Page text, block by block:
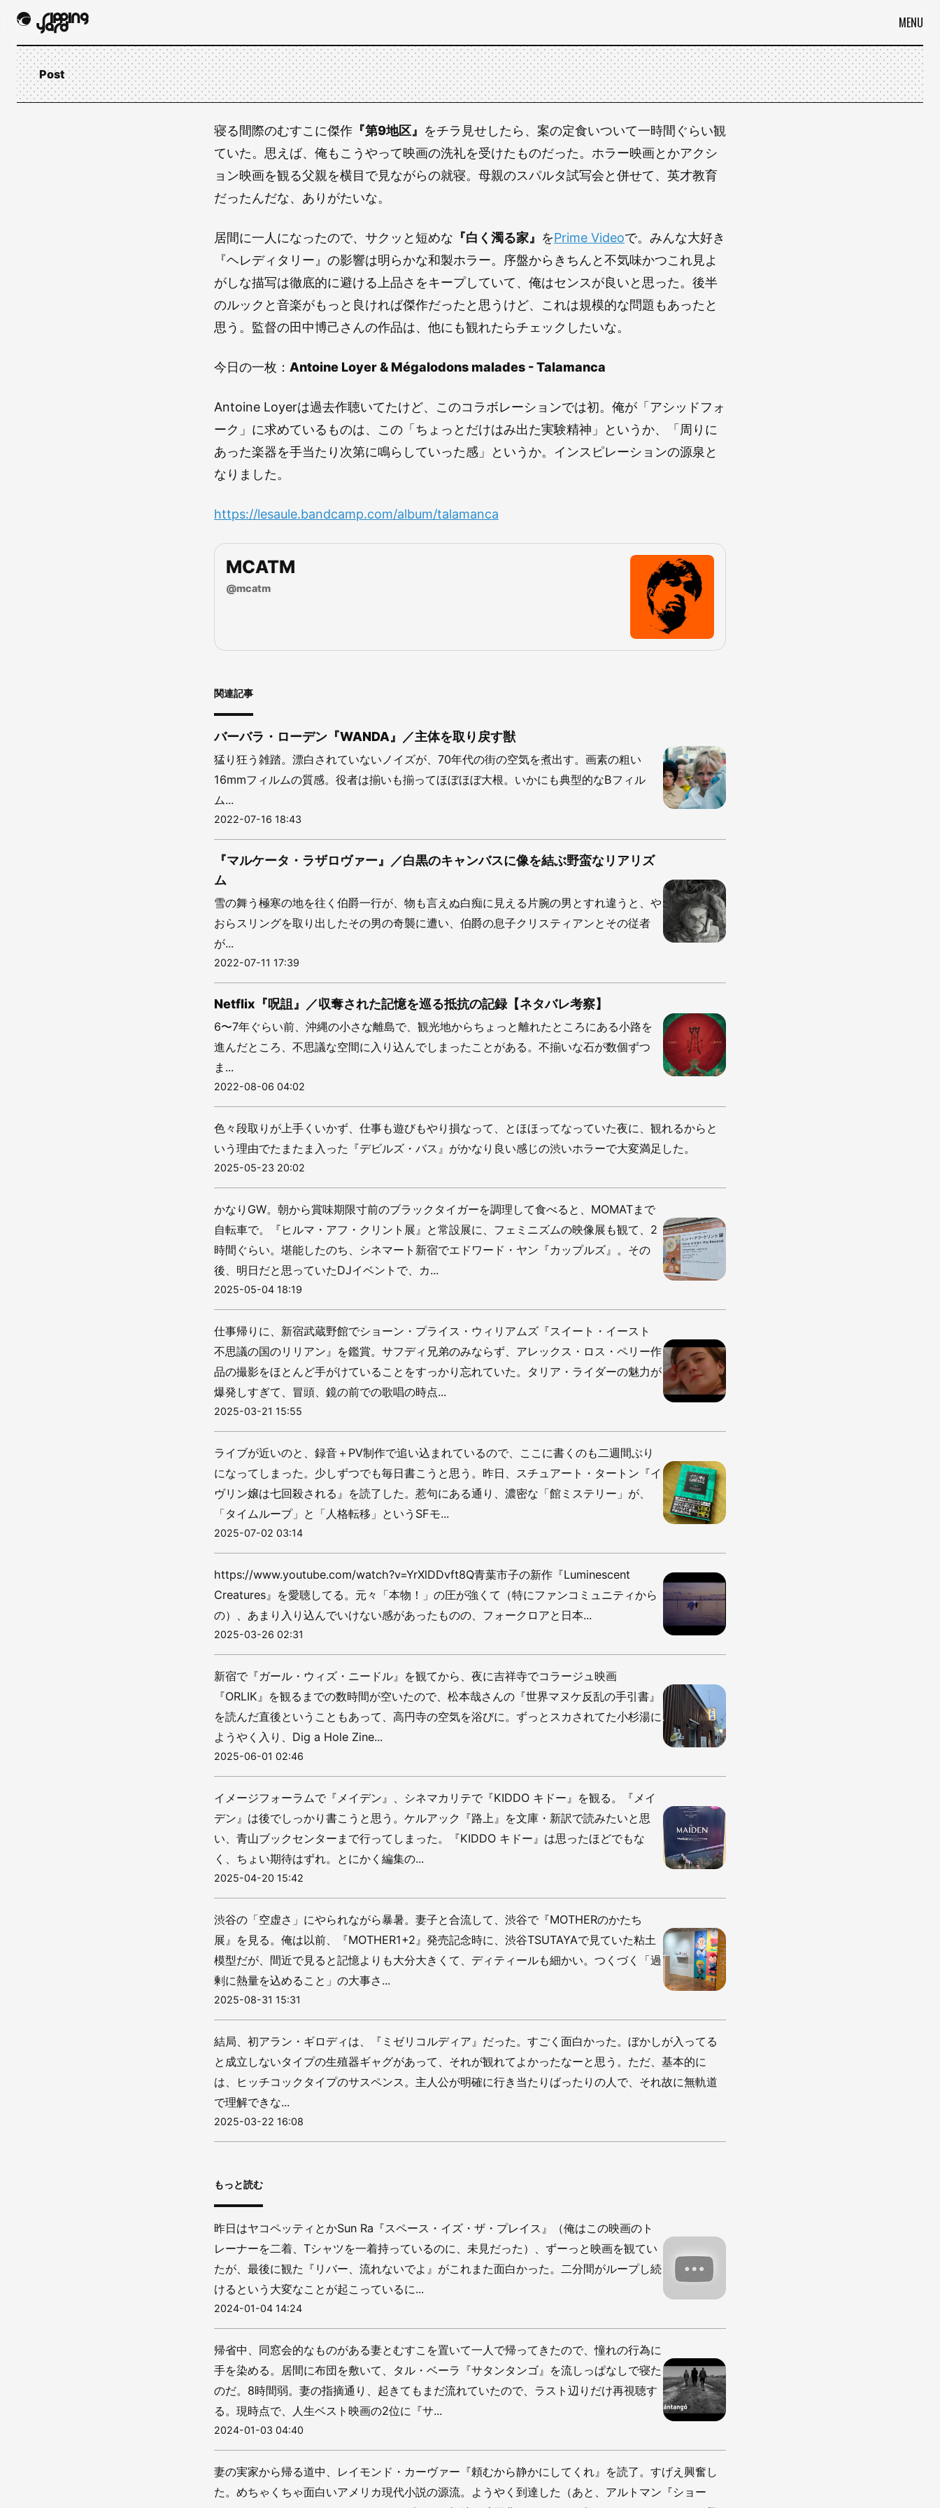
MENU
Post
寝る間際のむすこに傑作 『第9地区』 をチラ見せしたら、案の定食いついて一時間ぐらい観
ていた。思えば、俺もこうやって映画の洗礼を受けたものだった。ホラー映画とかアクシ
ョン映画を観る父親を横目で見ながらの就寝。母親のスパルタ試写会と併せて、英才教育
だったんだな、ありがたいな。
居間に一人になったので、サクッと短めな 『白く濁る家』 をPrime Videoで。みんな大好き
『ヘレディタリー』の影響は明らかな和製ホラー。序盤からきちんと不気味かつこれ見よ
がしな描写は徹底的に避ける上品さをキープしていて、俺はセンスが良いと思った。後半
のルックと音楽がもっと良ければ傑作だったと思うけど、これは規模的な問題もあったと
思う。監督の田中博己さんの作品は、他にも観れたらチェックしたいな。
今日の一枚： Antoine Loyer & Mégalodons malades - Talamanca
Antoine Loyerは過去作聴いてたけど、このコラボレーションでは初。俺が「アシッドフォ
ーク」に求めているものは、この「ちょっとだけはみ出た実験精神」というか、「周りに
あった楽器を手当たり次第に鳴らしていった感」というか。インスピレーションの源泉と
なりました。
https://lesaule.bandcamp.com/album/talamanca
MCATM
@mcatm
関連記事
バーバラ・ローデン『WANDA』／主体を取り戻す獣
猛り狂う雑踏。漂白されていないノイズが、70年代の街の空気を煮出す。画素の粗い
16mmフィルムの質感。役者は揃いも揃ってほぼほぼ大根。いかにも典型的なBフィル
ム...
2022-07-16 18:43
『マルケータ・ラザロヴァー』／白黒のキャンバスに像を結ぶ野蛮なリアリズ
ム
雪の舞う極寒の地を往く伯爵一行が、物も言えぬ白痴に見える片腕の男とすれ違うと、や
おらスリングを取り出したその男の奇襲に遭い、伯爵の息子クリスティアンとその従者
が...
2022-07-11 17:39
Netflix『呪詛』／収奪された記憶を巡る抵抗の記録【ネタバレ考察】
6〜7年ぐらい前、沖縄の小さな離島で、観光地からちょっと離れたところにある小路を
進んだところ、不思議な空間に入り込んでしまったことがある。不揃いな石が数個ずつ
ま...
2022-08-06 04:02
色々段取りが上手くいかず、仕事も遊びもやり損なって、とほほってなっていた夜に、観れるからと
いう理由でたまたま入った『デビルズ・バス』がかなり良い感じの渋いホラーで大変満足した。
2025-05-23 20:02
かなりGW。朝から賞味期限寸前のブラックタイガーを調理して食べると、MOMATまで
自転車で。『ヒルマ・アフ・クリント展』と常設展に、フェミニズムの映像展も観て、2
時間ぐらい。堪能したのち、シネマート新宿でエドワード・ヤン『カップルズ』。その
後、明日だと思っていたDJイベントで、カ...
2025-05-04 18:19
仕事帰りに、新宿武蔵野館でショーン・プライス・ウィリアムズ『スイート・イースト
不思議の国のリリアン』を鑑賞。サフディ兄弟のみならず、アレックス・ロス・ペリー作
品の撮影をほとんど手がけていることをすっかり忘れていた。タリア・ライダーの魅力が
爆発しすぎて、冒頭、鏡の前での歌唱の時点...
2025-03-21 15:55
ライブが近いのと、録音＋PV制作で追い込まれているので、ここに書くのも二週間ぶり
になってしまった。少しずつでも毎日書こうと思う。昨日、スチュアート・タートン『イ
ヴリン嬢は七回殺される』を読了した。惹句にある通り、濃密な「館ミステリー」が、
「タイムループ」と「人格転移」というSFモ...
2025-07-02 03:14
https://www.youtube.com/watch?v=YrXlDDvft8Q青葉市子の新作『Luminescent
Creatures』を愛聴してる。元々「本物！」の圧が強くて（特にファンコミュニティから
の）、あまり入り込んでいけない感があったものの、フォークロアと日本...
2025-03-26 02:31
新宿で『ガール・ウィズ・ニードル』を観てから、夜に吉祥寺でコラージュ映画
『ORLIK』を観るまでの数時間が空いたので、松本哉さんの『世界マヌケ反乱の手引書』
を読んだ直後ということもあって、高円寺の空気を浴びに。ずっとスカされてた小杉湯に
ようやく入り、Dig a Hole Zine...
2025-06-01 02:46
イメージフォーラムで『メイデン』、シネマカリテで『KIDDO キドー』を観る。『メイ
デン』は後でしっかり書こうと思う。ケルアック『路上』を文庫・新訳で読みたいと思
い、青山ブックセンターまで行ってしまった。『KIDDO キドー』は思ったほどでもな
く、ちょい期待はずれ。とにかく編集の...
2025-04-20 15:42
渋谷の「空虚さ」にやられながら暴暑。妻子と合流して、渋谷で『MOTHERのかたち
展』を見る。俺は以前、『MOTHER1+2』発売記念時に、渋谷TSUTAYAで見ていた粘土
模型だが、間近で見ると記憶よりも大分大きくて、ディティールも細かい。つくづく「過
剰に熱量を込めること」の大事さ...
2025-08-31 15:31
結局、初アラン・ギロディは、『ミゼリコルディア』だった。すごく面白かった。ぼかしが入ってる
と成立しないタイプの生殖器ギャグがあって、それが観れてよかったなーと思う。ただ、基本的に
は、ヒッチコックタイプのサスペンス。主人公が明確に行き当たりばったりの人で、それ故に無軌道
で理解できな...
2025-03-22 16:08
もっと読む
昨日はヤコペッティとかSun Ra『スペース・イズ・ザ・プレイス』（俺はこの映画のト
レーナーを二着、Tシャツを一着持っているのに、未見だった）、ずーっと映画を観てい
たが、最後に観た『リバー、流れないでよ』がこれまた面白かった。二分間がループし続
けるという大変なことが起こっているに...
2024-01-04 14:24
帰省中、同窓会的なものがある妻とむすこを置いて一人で帰ってきたので、憧れの行為に
手を染める。居間に布団を敷いて、タル・ベーラ『サタンタンゴ』を流しっぱなしで寝た
のだ。8時間弱。妻の指摘通り、起きてもまだ流れていたので、ラスト辺りだけ再視聴す
る。現時点で、人生ベスト映画の2位に『サ...
2024-01-03 04:40
妻の実家から帰る道中、レイモンド・カーヴァー『頼むから静かにしてくれ』を読了。すげえ興奮し
た。めちゃくちゃ面白いアメリカ現代小説の源流。ようやく到達した（あと、アルトマン『ショー